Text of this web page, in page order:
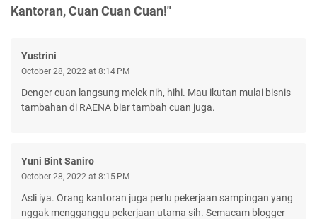
Kantoran, Cuan Cuan Cuan!"
Yustrini
October 28, 2022 at 8:14 PM
Denger cuan langsung melek nih, hihi. Mau ikutan mulai bisnis
tambahan di RAENA biar tambah cuan juga.
Yuni Bint Saniro
October 28, 2022 at 8:15 PM
Asli iya. Orang kantoran juga perlu pekerjaan sampingan yang
nggak mengganggu pekerjaan utama sih. Semacam blogger